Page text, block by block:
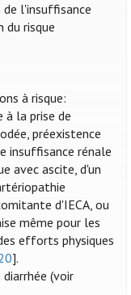
de l'insuffisance
du risque
à risque:
la prise de
préexistence
insuffisance rénale
avec ascite, d'un
d'IECA, ou
même pour les
efforts physiques
].
diarrhée (voir